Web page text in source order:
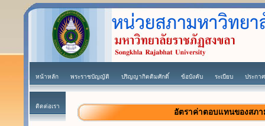
หน้าหลัก พระราชบัญญัติ ปริญญากิตติมศักดิ์ ข้อบังคับ ระเบียบ ประกาศ
ติดต่อเรา
อัตราค่าตอบแทนของสภ